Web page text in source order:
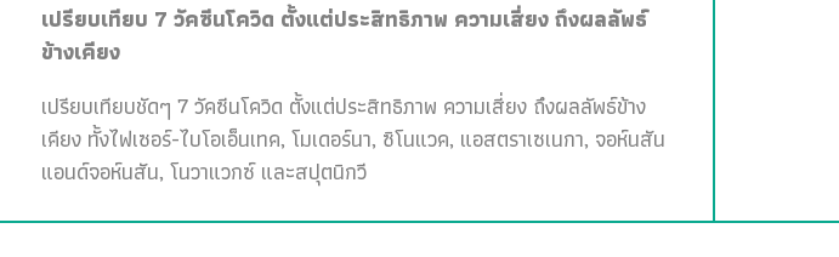
เปรียบเทียบ 7 วัคซีนโควิด ตั้งแต่ประสิทธิภาพ ความเสี่ยง ถึงผลลัพธ์
ข้างเคียง
เปรียบเทียบชัดๆ 7 วัคซีนโควิด ตั้งแต่ประสิทธิภาพ ความเสี่ยง ถึงผลลัพธ์ข้าง
เคียง ทั้งไฟเซอร์-ไบโอเอ็นเทค, โมเดอร์นา, ซิโนแวค, แอสตราเซเนกา, จอห์นสัน
แอนด์จอห์นสัน, โนวาแวกซ์ และสปุตนิกวี